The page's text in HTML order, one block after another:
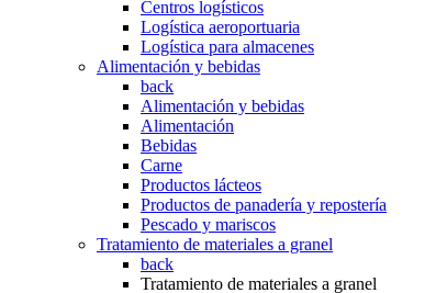
Centros logísticos
Logística aeroportuaria
Logística para almacenes
Alimentación y bebidas
back
Alimentación y bebidas
Alimentación
Bebidas
Carne
Productos lácteos
Productos de panadería y repostería
Pescado y mariscos
Tratamiento de materiales a granel
back
Tratamiento de materiales a granel